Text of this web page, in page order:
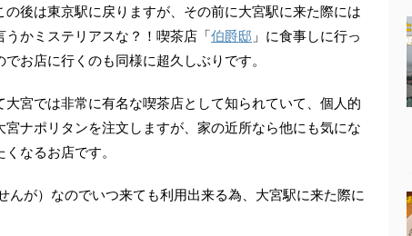
後は東京駅に戻りますが、その前に大宮駅に来た際には
かミステリアスな？！喫茶店「伯爵邸 」に食事しに行っ
お店に行くのも同様に超久しぶりです。
大宮では非常に有名な喫茶店として知られていて、個人的
ナポリタンを注文しますが、家の近所なら他にも気にな
なるお店です。
が）なのでいつ来ても利用出来る為、大宮駅に来た際に